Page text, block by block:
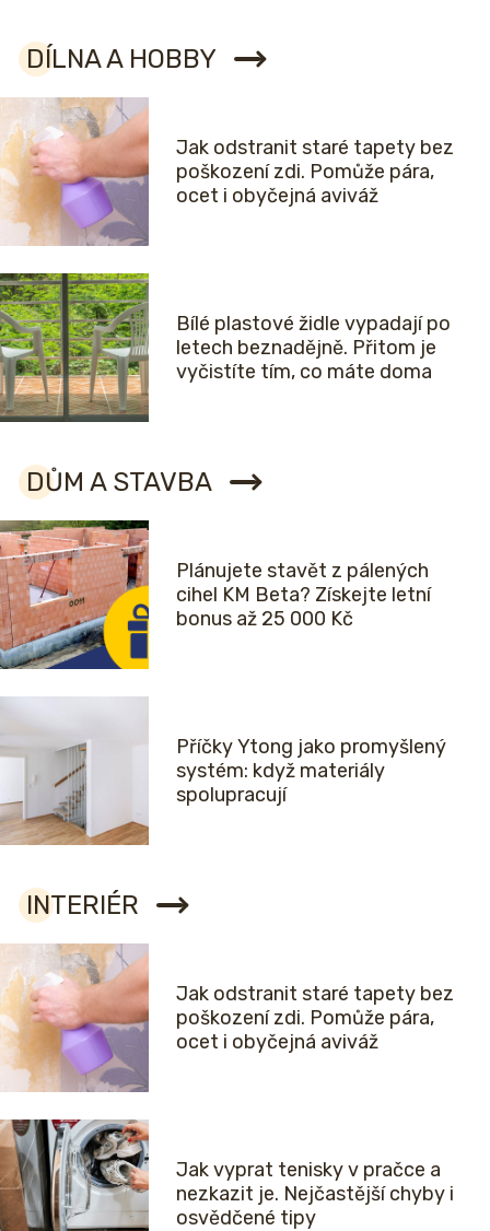
DÍLNA A HOBBY
Jak odstranit staré tapety bez
poškození zdi. Pomůže pára,
ocet i obyčejná aviváž
Bílé plastové židle vypadají po
letech beznadějně. Přitom je
vyčistíte tím, co máte doma
DŮM A STAVBA
Plánujete stavět z pálených
cihel KM Beta? Získejte letní
bonus až 25 000 Kč
Příčky Ytong jako promyšlený
systém: když materiály
spolupracují
INTERIÉR
Jak odstranit staré tapety bez
poškození zdi. Pomůže pára,
ocet i obyčejná aviváž
Jak vyprat tenisky v pračce a
nezkazit je. Nejčastější chyby i
osvědčené tipy